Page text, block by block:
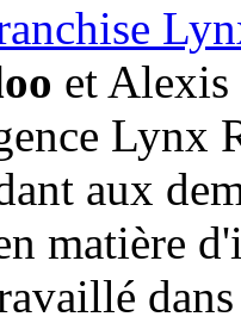
et Alexis
Lynx
aux
matière